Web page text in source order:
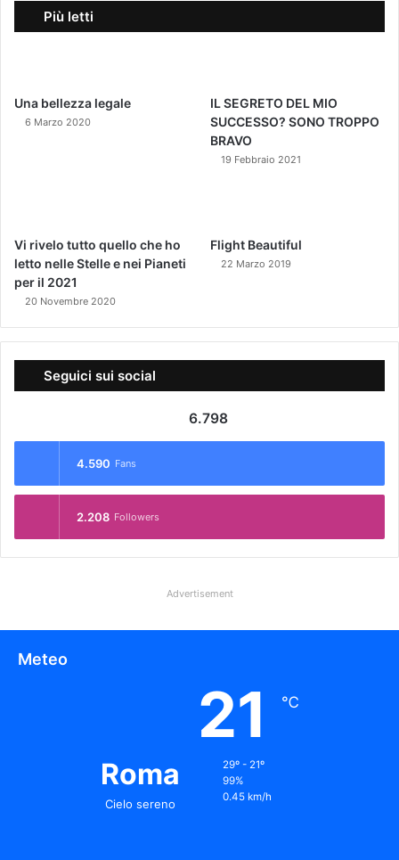
Più letti
Una bellezza legale
6 Marzo 2020
IL SEGRETO DEL MIO
SUCCESSO? SONO TROPPO
BRAVO
19 Febbraio 2021
Vi rivelo tutto quello che ho
letto nelle Stelle e nei Pianeti
per il 2021
20 Novembre 2020
Flight Beautiful
22 Marzo 2019
Seguici sui social
6.798
4.590 Fans
2.208 Followers
Advertisement
Meteo
Roma
Cielo sereno
21 ℃
29º - 21º
99%
0.45 km/h